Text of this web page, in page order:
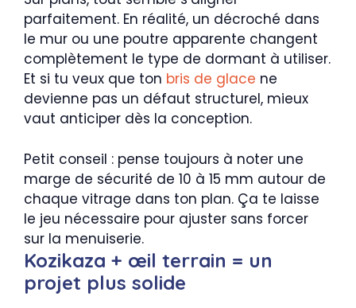
parfaitement. En réalité, un décroché dans
le mur ou une poutre apparente changent
complètement le type de dormant à utiliser.
Et si tu veux que ton bris de glace ne
devienne pas un défaut structurel, mieux
vaut anticiper dès la conception.
Petit conseil : pense toujours à noter une
marge de sécurité de 10 à 15 mm autour de
chaque vitrage dans ton plan. Ça te laisse
le jeu nécessaire pour ajuster sans forcer
sur la menuiserie.
Kozikaza + œil terrain = un
projet plus solide